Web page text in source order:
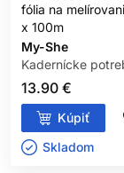
Zabráňte
dôkladne
Nepoužívajte
Používajte
Uchovávajte
Výrobok je
fólia na
x 100m
My-She
Kadernícke
13.90 €
Kúpiť
Skladom ㅤ